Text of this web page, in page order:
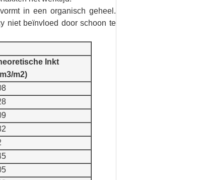
in een organisch geheel.
niet beïnvloed door schoon te
Inkt
m2)